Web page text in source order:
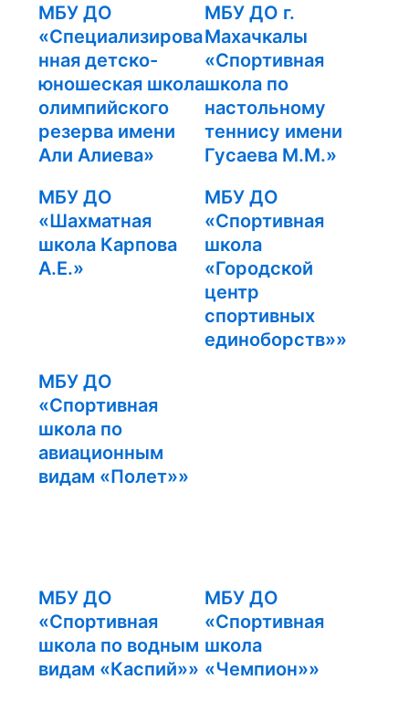
МБУ ДО
«Специализирова
нная детско-
юношеская школа
олимпийского
резерва имени
Али Алиева»
МБУ ДО г.
Махачкалы
«Спортивная
школа по
настольному
теннису имени
Гусаева М.М.»
МБУ ДО
«Шахматная
школа Карпова
А.Е.»
МБУ ДО
«Спортивная
школа
«Городской
центр
спортивных
единоборств»»
МБУ ДО
«Спортивная
школа по
авиационным
видам «Полет»»
МБУ ДО
«Спортивная
школа по водным
видам «Каспий»»
МБУ ДО
«Спортивная
школа
«Чемпион»»